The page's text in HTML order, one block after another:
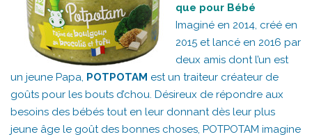
que pour Bébé
Imaginé en 2014, créé en
2015 et lancé en 2016 par
deux amis dont l’un est
un jeune Papa, POTPOTAM est un traiteur créateur de
goûts pour les bouts d’chou. Désireux de répondre aux
besoins des bébés tout en leur donnant dès leur plus
jeune âge le goût des bonnes choses, POTPOTAM imagine